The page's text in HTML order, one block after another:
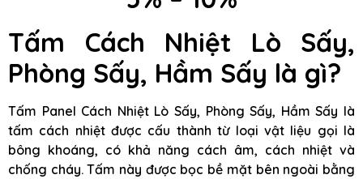
Tấm Cách Nhiệt Lò Sấy,
Phòng Sấy, Hầm Sấy là gì?
Tấm Panel Cách Nhiệt Lò Sấy, Phòng Sấy, Hầm Sấy là
tấm cách nhiệt được cấu thành từ loại vật liệu gọi là
bông khoáng, có khả năng cách âm, cách nhiệt và
chống cháy. Tấm này được bọc bề mặt bên ngoài bằng